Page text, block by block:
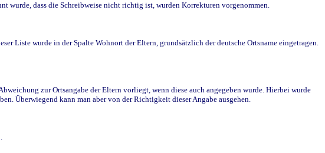
wurde, dass die Schreibweise nicht richtig ist, wurden Korrekturen vorgenommen.
Liste wurde in der Spalte Wohnort der Eltern, grundsätzlich der deutsche Ortsname eingetragen.
zur Ortsangabe der Eltern vorliegt, wenn diese auch angegeben wurde. Hierbei wurde
Überwiegend kann man aber von der Richtigkeit dieser Angabe ausgehen.